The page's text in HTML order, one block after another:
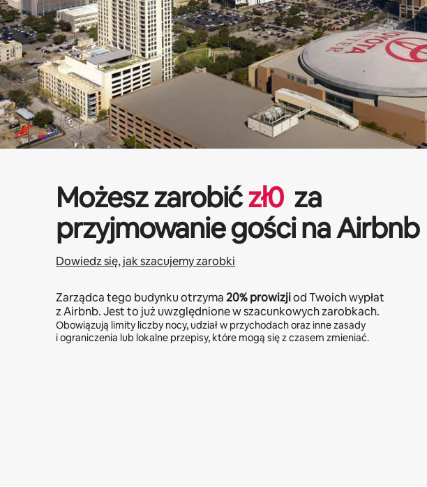
Możesz zarobićzł0 za
przyjmowanie gości na Airbnb
Dowiedz się, jak szacujemy zarobki
Zarządca tego budynku otrzyma20%prowizjiod Twoich wypłat
z Airbnb. Jest to już uwzględnione w szacunkowych zarobkach.
Obowiązują limity liczby nocy, udział w przychodach oraz inne zasady
i ograniczenia lub lokalne przepisy, które mogą się z czasem zmieniać.